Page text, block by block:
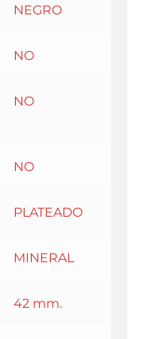
NEGRO
NO
NO
NO
PLATEADO
MINERAL
42 mm.